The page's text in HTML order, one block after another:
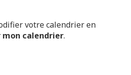
votre calendrier en
mon calendrier.